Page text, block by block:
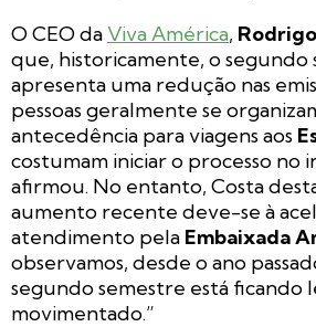
O CEO daViva América,
que, historicamente, o segundo
apresenta uma redução nas
pessoas geralmente se
antecedência para viagens aos
costumam iniciar o processo no
afirmou. No entanto, Costa
aumento recente deve-se à
atendimento pela Embaixada
observamos, desde o ano
segundo semestre está ficando
movimentado.”